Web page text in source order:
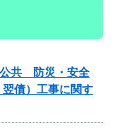
公共 防災・安全
債）工事に関す